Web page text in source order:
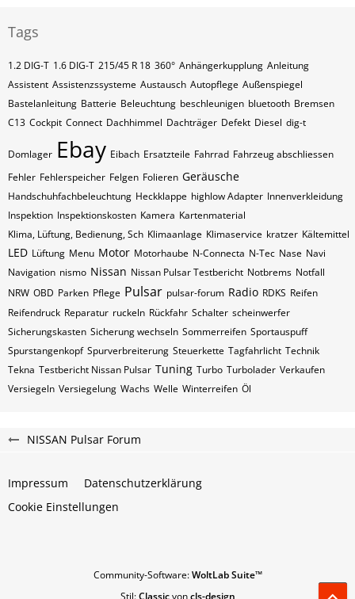
Tags
1.2 DIG-T 1.6 DIG-T 215/45 R 18 360° Anhängerkupplung Anleitung
Assistent Assistenzssysteme Austausch Autopflege Außenspiegel
Bastelanleitung Batterie Beleuchtung beschleunigen bluetooth Bremsen
C13 Cockpit Connect Dachhimmel Dachträger Defekt Diesel dig-t
Domlager Ebay Eibach Ersatzteile Fahrrad Fahrzeug abschliessen
Fehler Fehlerspeicher Felgen Folieren Geräusche
Handschuhfachbeleuchtung Heckklappe highlow Adapter Innenverkleidung
Inspektion Inspektionskosten Kamera Kartenmaterial
Klima, Lüftung, Bedienung, Sch Klimaanlage Klimaservice kratzer Kältemittel
LED Lüftung Menu Motor Motorhaube N-Connecta N-Tec Nase Navi
Navigation nismo Nissan Nissan Pulsar Testbericht Notbrems Notfall
NRW OBD Parken Pflege Pulsar pulsar-forum Radio RDKS Reifen
Reifendruck Reparatur ruckeln Rückfahr Schalter scheinwerfer
Sicherungskasten Sicherung wechseln Sommerreifen Sportauspuff
Spurstangenkopf Spurverbreiterung Steuerkette Tagfahrlicht Technik
Tekna Testbericht Nissan Pulsar Tuning Turbo Turbolader Verkaufen
Versiegeln Versiegelung Wachs Welle Winterreifen Öl
NISSAN Pulsar Forum
Impressum
Datenschutzerklärung
Cookie Einstellungen
Community-Software:WoltLab Suite™
Stil:Classicvoncls-design